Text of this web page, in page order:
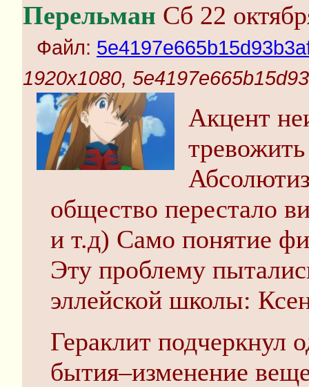
Перельман Сб 22
Файл:
1920x1080,
Акцент
общество перестало
и т.д) Само понятие
Эту проблему
эллейской школы:
Гераклит подчеркнул
бытия–изменение